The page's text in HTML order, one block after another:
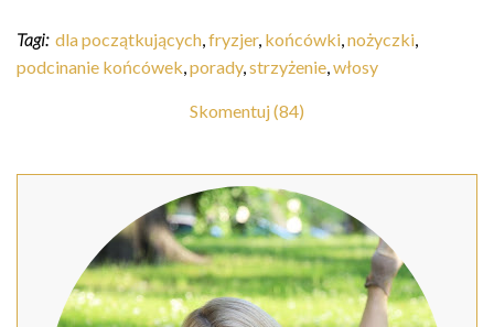
Tagi: dla początkujących,fryzjer, końcówki,nożyczki,
podcinanie końcówek,porady,strzyżenie,włosy
Skomentuj (84)